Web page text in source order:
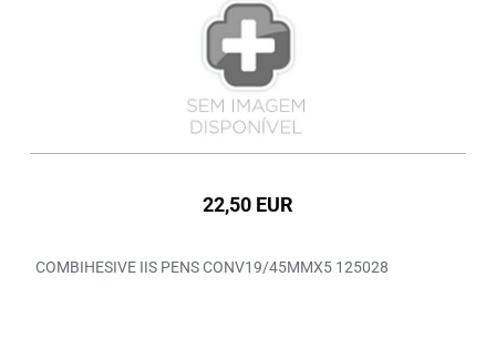
22,50 EUR
COMBIHESIVE IIS PENS CONV19/45MMX5 125028